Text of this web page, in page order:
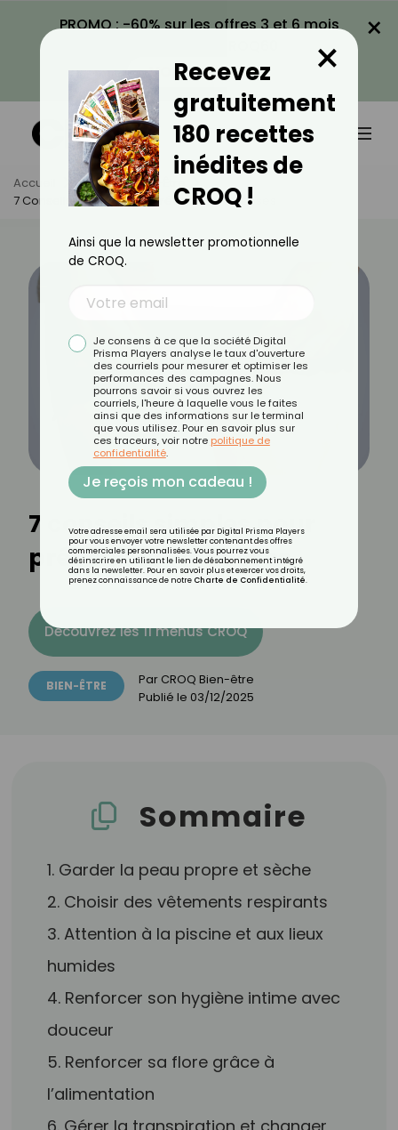
PROMO : -60% sur les offres 3 et 6 mois
VOIR LA PROMO
×
Accueil Actus
Bien-Être
7 Conseils Simples Pour Prévenir Les Mycoses
7 conseils simples pour
prévenir les mycoses
Découvrez les 11 menus CROQ
BIEN-ÊTRE Par CROQ Bien-être
Publié le 03/12/2025
Sommaire
1. Garder la peau propre et sèche
2. Choisir des vêtements respirants
3. Attention à la piscine et aux lieux
humides
4. Renforcer son hygiène intime avec
douceur
5. Renforcer sa flore grâce à
l’alimentation
Recevez
gratuitement
180 recettes
inédites de
CROQ !
×
Ainsi que la newsletter promotionnelle
de CROQ.
Je consens à ce que la société Digital
Prisma Players analyse le taux d'ouverture
des courriels pour mesurer et optimiser les
performances des campagnes. Nous
pourrons savoir si vous ouvrez les
courriels, l'heure à laquelle vous le faites
ainsi que des informations sur le terminal
que vous utilisez. Pour en savoir plus sur
ces traceurs, voir notre politique de
confidentialité.
Je reçois mon cadeau !
Votre adresse email sera utilisée par Digital Prisma Players
pour vous envoyer votre newsletter contenant des offres
commerciales personnalisées. Vous pourrez vous
désinscrire en utilisant le lien de désabonnement intégré
dans la newsletter. Pour en savoir plus et exercer vos droits,
prenez connaissance de notre Charte de Confidentialité.